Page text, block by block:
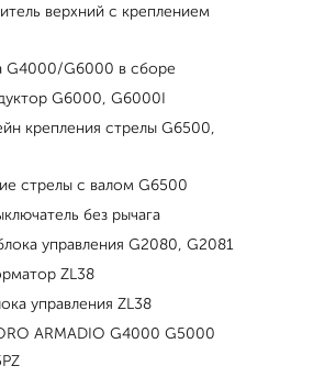
верхний с креплением
G4000/G6000 в сборе
G6000, G6000I
крепления стрелы G6500,
стрелы с валом G6500
без рычага
управления G2080, G2081
ZL38
управления ZL38
ARMADIO G4000 G5000